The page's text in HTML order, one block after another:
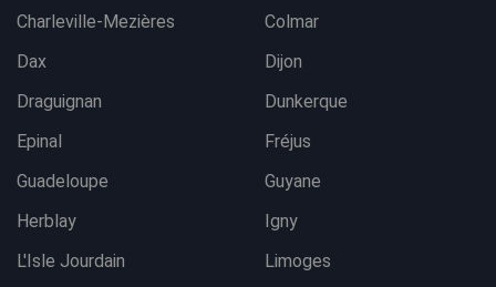
Charleville-Mezières
Colmar
Dax
Dijon
Draguignan
Dunkerque
Epinal
Fréjus
Guadeloupe
Guyane
Herblay
Igny
L'Isle Jourdain
Limoges